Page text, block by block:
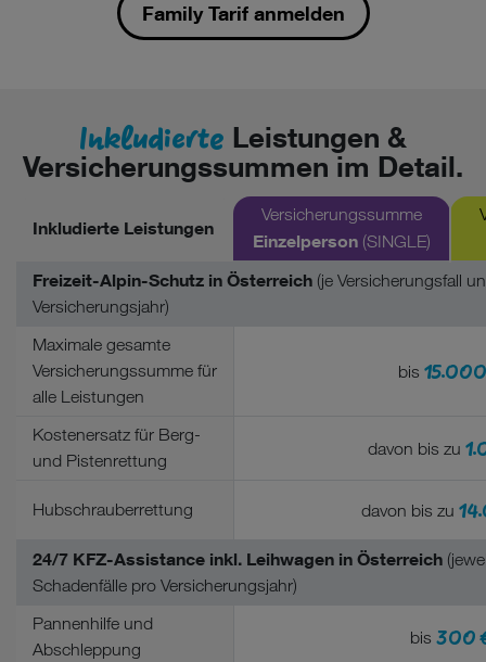
Family Tarif anmelden
Inkludierte Leistungen &
Versicherungssummen im Detail.
Inkludierte Leistungen
Versicherungssumme
Einzelperson(SINGLE)
Freizeit-Alpin-Schutz in Österreich (je Versicherungsfall
Versicherungsjahr)
Maximale gesamte
Versicherungssumme für
alle Leistungen
bis
Kostenersatz für Berg-
und Pistenrettung
davon bis zu
Hubschrauberrettung davon bis zu
24/7 KFZ-Assistance inkl. Leihwagen in Österreich
Schadenfälle pro Versicherungsjahr)
Pannenhilfe und
Abschleppung
bis 300